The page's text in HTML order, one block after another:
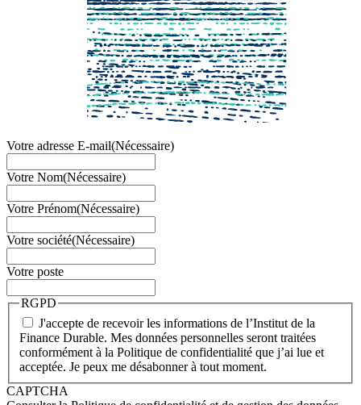
Votre adresse E-mail(Nécessaire)
Votre Nom(Nécessaire)
Votre Prénom(Nécessaire)
Votre société(Nécessaire)
Votre poste
RGPD
J'accepte de recevoir les informations de l’Institut de la
Finance Durable. Mes données personnelles seront traitées
conformément à la Politique de confidentialité que j’ai lue et
acceptée. Je peux me désabonner à tout moment.
CAPTCHA